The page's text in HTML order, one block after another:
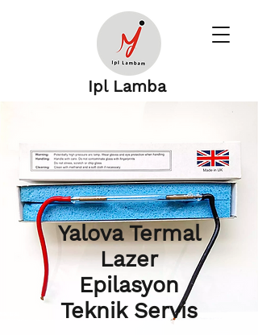
Ipl Lamba
Yalova Termal
Lazer
Epilasyon
Teknik Servis